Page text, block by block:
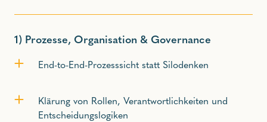
1) Prozesse, Organisation & Governance
End-to-End-Prozesssicht statt Silodenken
Klärung von Rollen, Verantwortlichkeiten und
Entscheidungslogiken